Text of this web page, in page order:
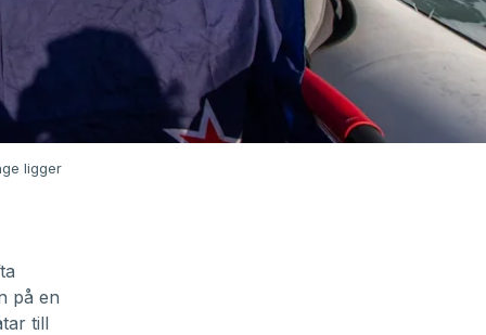
ligger
på en
till